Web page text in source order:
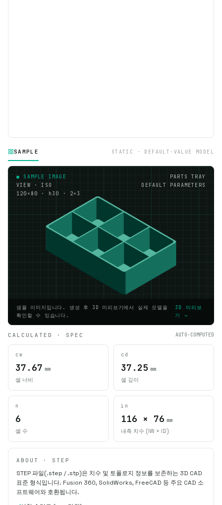
SAMPLE STATIC · DEFAULT-VALUE MODEL
● SAMPLE IMAGE
VIEW · ISO
120×80 · h30 · 2×3
PARTS TRAY
DEFAULT PARAMETERS
샘플 이미지입니다. 생성 후 3D 미리보기에서 실제 모델을
확인할 수 있습니다.
3D 미리보
기 →
CALCULATED · SPEC AUTO-COMPUTED
cw
37.67 mm
셀 너비
cd
37.25 mm
셀 깊이
n
6
셀 수
in
116 × 76 mm
내측 치수 (IW × ID)
ABOUT · STEP
STEP 파일(.step / .stp)은 치수 및 토폴로지 정보를 보존하는 3D CAD
표준 형식입니다. Fusion 360, SolidWorks, FreeCAD 등 주요 CAD 소
프트웨어와 호환됩니다.